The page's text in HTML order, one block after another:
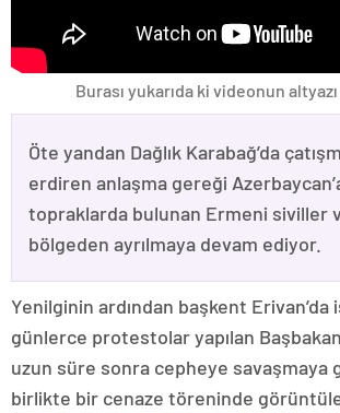
Burası yukarıda ki videonun
Öte yandan Dağlık Karabağ’da
erdiren anlaşma gereği
topraklarda bulunan Ermeni siviller
bölgeden ayrılmaya devam ediyor.
Yenilginin ardından başkent
günlerce protestolar yapılan
uzun süre sonra cepheye savaşmaya
birlikte bir cenaze töreninde